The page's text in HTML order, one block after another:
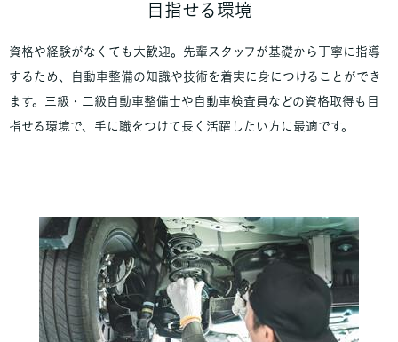
目指せる環境
資格や経験がなくても大歓迎。先輩スタッフが基礎から丁寧に指導
するため、自動車整備の知識や技術を着実に身につけることができ
ます。三級・二級自動車整備士や自動車検査員などの資格取得も目
指せる環境で、手に職をつけて長く活躍したい方に最適です。